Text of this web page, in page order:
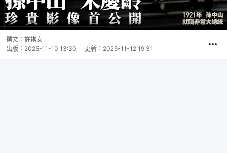
撰文： 許祺安
出版： 2025-11-10 13:30 更新： 2025-11-12 19:31